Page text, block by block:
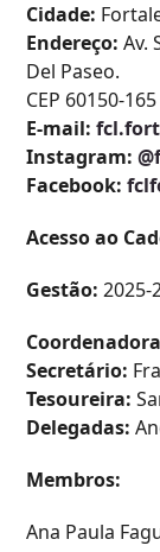
Cidade:
Endereço: Av.
Del Paseo.
CEP 60150-
E-mail:
Instagram:
Facebook:
Acesso ao
Gestão: 2025-
Secretário:
Tesoureira:
Delegadas:
Membros:
Ana Paula